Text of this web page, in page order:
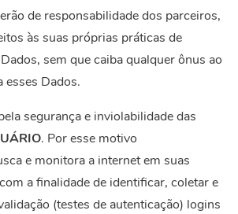
de responsabilidade dos parceiros,
às suas próprias práticas de
sem que caiba qualquer ônus ao
esses Dados.
segurança e inviolabilidade das
. Por esse motivo
e monitora a internet em suas
a finalidade de identificar, coletar e
(testes de autenticação) logins